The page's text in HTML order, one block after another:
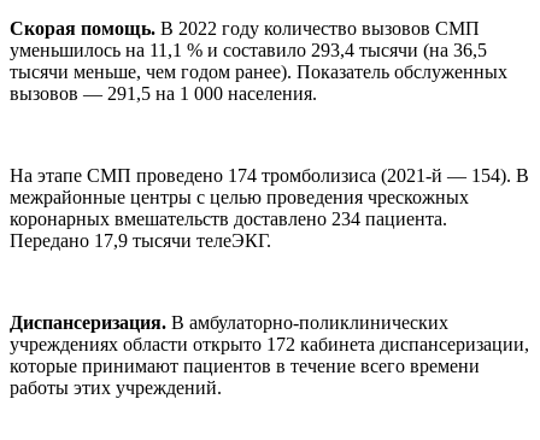
Скорая помощь. В 2022 году количество вызовов СМП
уменьшилось на 11,1 % и составило 293,4 тысячи (на 36,5
тысячи меньше, чем годом ранее). Показатель обслуженных
вызовов — 291,5 на 1 000 населения.
На этапе СМП проведено 174 тромболизиса (2021-й — 154). В
межрайонные центры с целью проведения чрескожных
коронарных вмешательств доставлено 234 пациента.
Передано 17,9 тысячи телеЭКГ.
Диспансеризация. В амбулаторно-поликлинических
учреждениях области открыто 172 кабинета диспансеризации,
которые принимают пациентов в течение всего времени
работы этих учреждений.